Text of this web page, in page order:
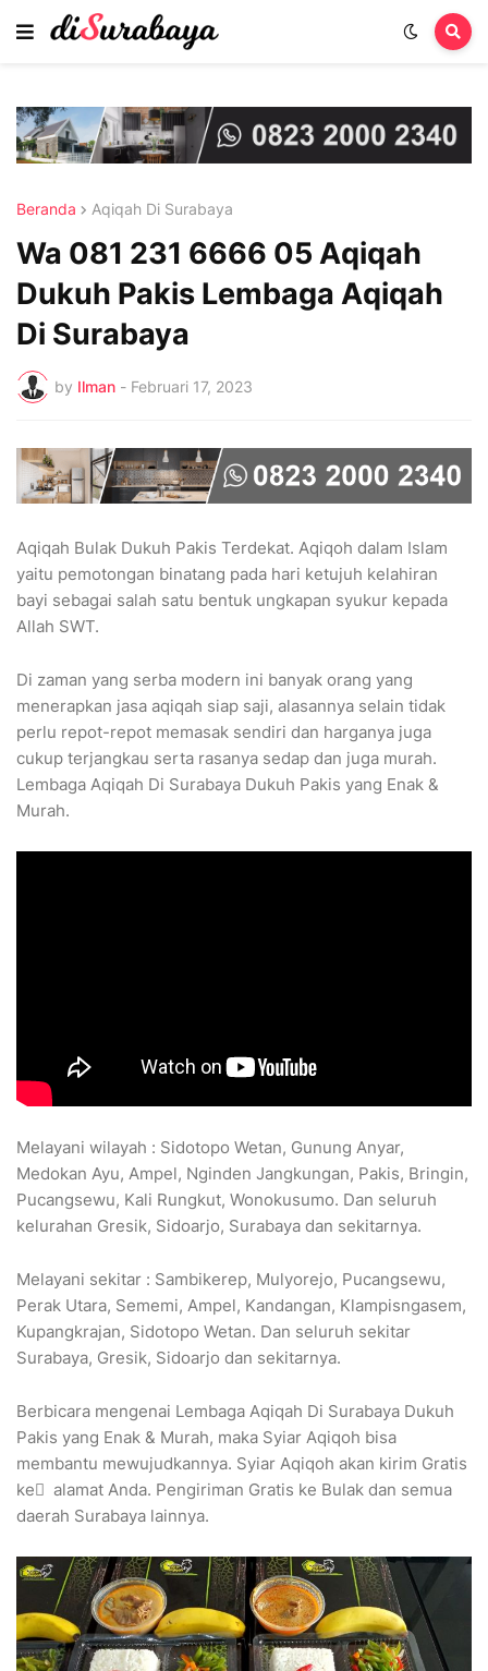
Beranda Aqiqah Di Surabaya
Wa 081 231 6666 05 Aqiqah
Dukuh Pakis Lembaga Aqiqah
Di Surabaya
by Ilman - Februari 17, 2023
Aqiqah Bulak Dukuh Pakis Terdekat. Aqiqoh dalam Islam
yaitu pemotongan binatang pada hari ketujuh kelahiran
bayi sebagai salah satu bentuk ungkapan syukur kepada
Allah SWT.
Di zaman yang serba modern ini banyak orang yang
menerapkan jasa aqiqah siap saji, alasannya selain tidak
perlu repot-repot memasak sendiri dan harganya juga
cukup terjangkau serta rasanya sedap dan juga murah.
Lembaga Aqiqah Di Surabaya Dukuh Pakis yang Enak &
Murah.
Melayani wilayah : Sidotopo Wetan, Gunung Anyar,
Medokan Ayu, Ampel, Nginden Jangkungan, Pakis, Bringin,
Pucangsewu, Kali Rungkut, Wonokusumo. Dan seluruh
kelurahan Gresik, Sidoarjo, Surabaya dan sekitarnya.
Melayani sekitar : Sambikerep, Mulyorejo, Pucangsewu,
Perak Utara, Sememi, Ampel, Kandangan, Klampisngasem,
Kupangkrajan, Sidotopo Wetan. Dan seluruh sekitar
Surabaya, Gresik, Sidoarjo dan sekitarnya.
Berbicara mengenai Lembaga Aqiqah Di Surabaya Dukuh
Pakis yang Enak & Murah, maka Syiar Aqiqoh bisa
membantu mewujudkannya. Syiar Aqiqoh akan kirim Gratis
ke ِ alamat Anda. Pengiriman Gratis ke Bulak dan semua
daerah Surabaya lainnya.